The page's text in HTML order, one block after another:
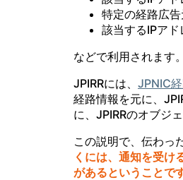
特定の経路広
該当するIPア
などで利用されます。
JPIRRには、 JPNIC
経路情報を元に、
に、JPIRRのオブジ
この説明で、伝わっ
くには、通知を受け
があるということで